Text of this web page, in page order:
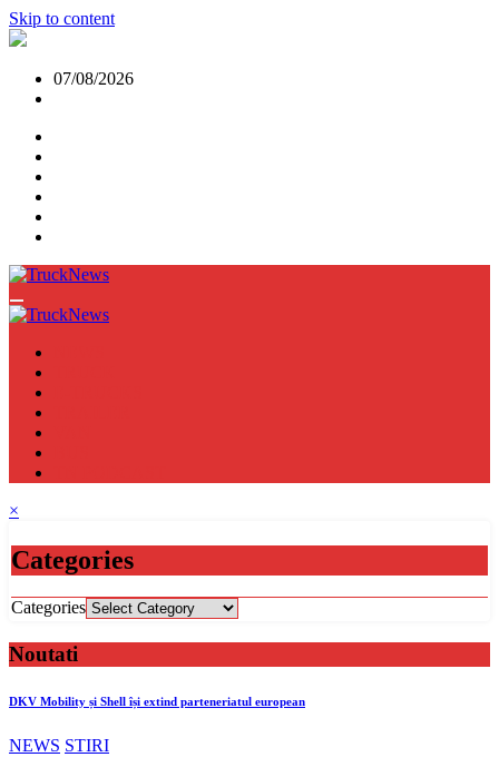
Skip to content
07/08/2026
×
Categories
Categories
Noutati
DKV Mobility și Shell își extind parteneriatul european
NEWS STIRI